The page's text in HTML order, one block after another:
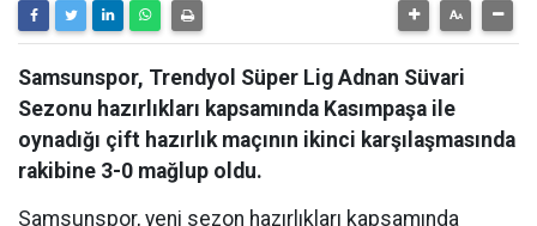
Samsunspor, Trendyol Süper Lig Adnan Süvari
Sezonu hazırlıkları kapsamında Kasımpaşa ile
oynadığı çift hazırlık maçının ikinci karşılaşmasında
rakibine 3-0 mağlup oldu.
Samsunspor, yeni sezon hazırlıkları kapsamında